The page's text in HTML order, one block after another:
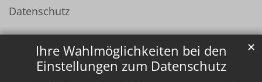
Ihre Wahlmöglichkeiten bei den
Einstellungen zum Datenschutz
✕
Datenschutz